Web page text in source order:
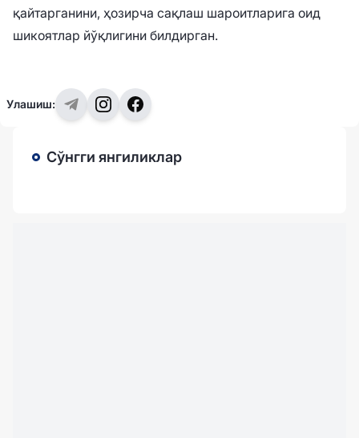
қайтарганини, ҳозирча сақлаш шароитларига оид
шикоятлар йўқлигини билдирган.
Улашиш:
Сўнгги янгиликлар